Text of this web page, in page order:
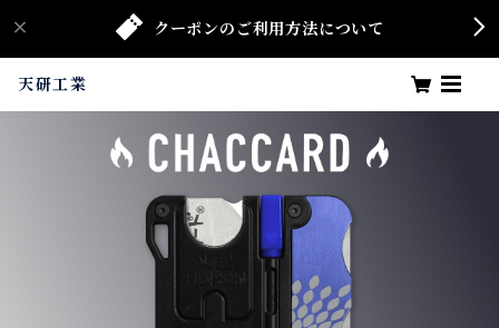
クーポンのご利用方法について
天研工業